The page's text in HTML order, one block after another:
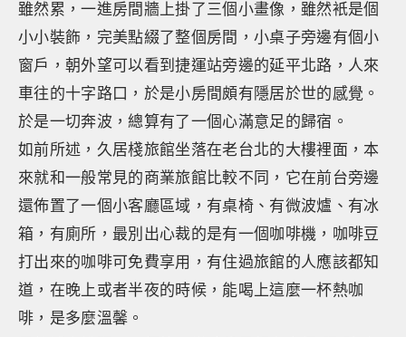
雖然累，一進房間牆上掛了三個小畫像，雖然衹是個
小小裝飾，完美點綴了整個房間，小桌子旁邊有個小
窗戶，朝外望可以看到捷運站旁邊的延平北路，人來
車往的十字路口，於是小房間頗有隱居於世的感覺。
於是一切奔波，總算有了一個心滿意足的歸宿。
如前所述，久居棧旅館坐落在老台北的大樓裡面，本
來就和一般常見的商業旅館比較不同，它在前台旁邊
還佈置了一個小客廳區域，有桌椅、有微波爐、有冰
箱，有廁所，最別出心裁的是有一個咖啡機，咖啡豆
打出來的咖啡可免費享用，有住過旅館的人應該都知
道，在晚上或者半夜的時候，能喝上這麼一杯熱咖
啡，是多麼溫馨。